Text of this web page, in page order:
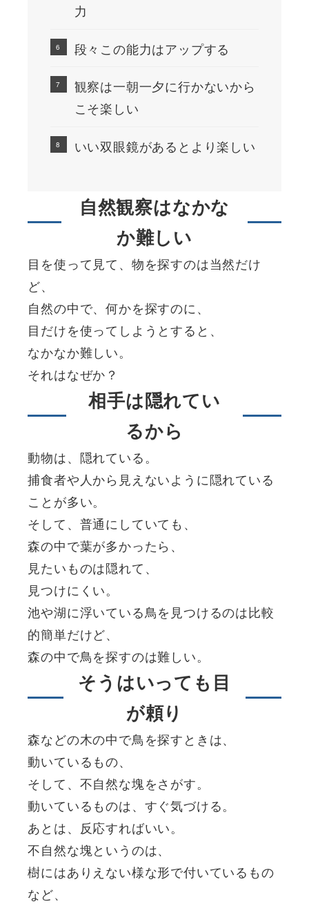
力
段々この能力はアップする
観察は一朝一夕に行かないから
こそ楽しい
いい双眼鏡があるとより楽しい
自然観察はなかな
か難しい
目を使って見て、物を探すのは当然だけ
ど、
自然の中で、何かを探すのに、
目だけを使ってしようとすると、
なかなか難しい。
それはなぜか？
相手は隠れてい
るから
動物は、隠れている。
捕食者や人から見えないように隠れている
ことが多い。
そして、普通にしていても、
森の中で葉が多かったら、
見たいものは隠れて、
見つけにくい。
池や湖に浮いている鳥を見つけるのは比較
的簡単だけど、
森の中で鳥を探すのは難しい。
そうはいっても目
が頼り
森などの木の中で鳥を探すときは、
動いているもの、
そして、不自然な塊をさがす。
動いているものは、すぐ気づける。
あとは、反応すればいい。
不自然な塊というのは、
樹にはありえない様な形で付いているもの
など、